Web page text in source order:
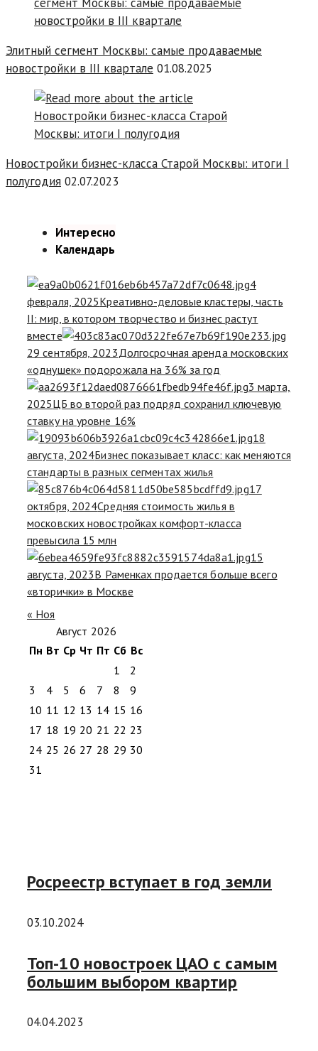
Элитный сегмент Москвы: самые продаваемые
новостройки в III квартале 01.08.2025
Новостройки бизнес-класса Старой Москвы: итоги I
полугодия 02.07.2023
Интересно
Календарь
4
февраля, 2025Креативно-деловые кластеры, часть
II: мир, в котором творчество и бизнес растут
вместе
29 сентября, 2023 Долгосрочная аренда московских
«однушек» подорожала на 36% за год
3 марта,
2025ЦБ во второй раз подряд сохранил ключевую
ставку на уровне 16%
18
августа, 2024Бизнес показывает класс: как меняются
стандарты в разных сегментах жилья
17
октября, 2024Средняя стоимость жилья в
московских новостройках комфорт-класса
превысила 15 млн
15
августа, 2023В Раменках продается больше всего
«вторички» в Москве
« Ноя
Август 2026
Пн Вт Ср Чт Пт Сб Вс
1
2
3
4 5 6 7 8
9
10 11 12 13 14 15 16
17 18 19 20 21 22 23
24 25 26 27 28 29 30
31
Росреестр вступает в год земли
03.10.2024
Топ-10 новостроек ЦАО с самым
большим выбором квартир
04.04.2023